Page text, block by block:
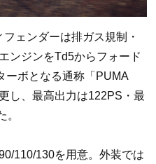
ェンダーは排ガス規制・
ンジンをTd5からフォード
ーボとなる通称「PUMA
し、最高出力は122PS・最
。
110/130を用意。外装では